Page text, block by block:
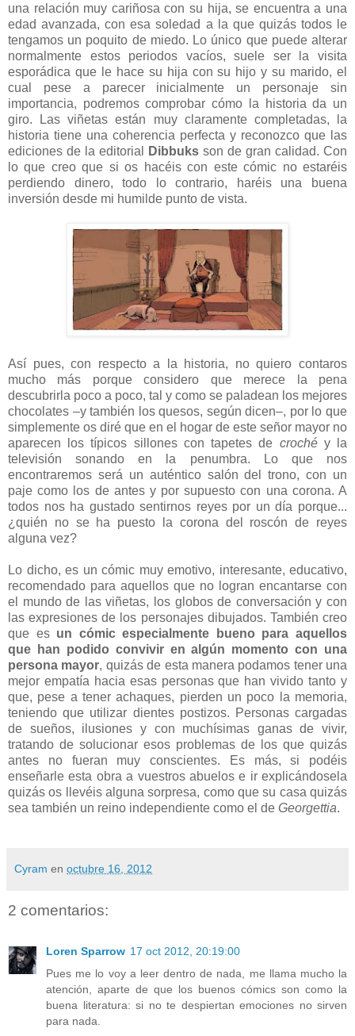
una relación muy cariñosa con su hija, se encuentra a una
edad avanzada, con esa soledad a la que quizás todos le
tengamos un poquito de miedo. Lo único que puede alterar
normalmente estos periodos vacíos, suele ser la visita
esporádica que le hace su hija con su hijo y su marido, el
cual pese a parecer inicialmente un personaje sin
importancia, podremos comprobar cómo la historia da un
giro. Las viñetas están muy claramente completadas, la
historia tiene una coherencia perfecta y reconozco que las
ediciones de la editorial
Dibbuks son de gran calidad. Con
lo que creo que si os hacéis con este cómic no estaréis
perdiendo dinero, todo lo contrario, haréis una buena
inversión desde mi humilde punto de vista.
Así pues, con respecto a la historia, no quiero contaros
mucho más porque considero que merece la pena
descubrirla poco a poco, tal y como se paladean los mejores
chocolates –y también los quesos, según dicen–, por lo que
simplemente os diré que en el hogar de este señor mayor no
aparecen los típicos sillones con tapetes de crochéy la
televisión sonando en la penumbra. Lo que nos
encontraremos será un auténtico salón del trono, con un
paje como los de antes y por supuesto con una corona. A
todos nos ha gustado sentirnos reyes por un día porque...
¿quién no se ha puesto la corona del roscón de reyes
alguna vez?
Lo dicho, es un cómic muy emotivo, interesante, educativo,
recomendado para aquellos que no logran encantarse con
el mundo de las viñetas, los globos de conversación y con
las expresiones de los personajes dibujados. También creo
que es un cómic especialmente bueno para aquellos
que han podido convivir en algún momento con una
persona mayor, quizás de esta manera podamos tener una
mejor empatía hacia esas personas que han vivido tanto y
que, pese a tener achaques, pierden un poco la memoria,
teniendo que utilizar dientes postizos. Personas cargadas
de sueños, ilusiones y con muchísimas ganas de vivir,
tratando de solucionar esos problemas de los que quizás
antes no fueran muy conscientes. Es más, si podéis
enseñarle esta obra a vuestros abuelos e ir explicándosela
quizás os llevéis alguna sorpresa, como que su casa quizás
sea también un reino independiente como el de Georgettia.
Cyram en octubre 16, 2012
2 comentarios:
Loren Sparrow 17 oct 2012, 20:19:00
Pues me lo voy a leer dentro de nada, me llama mucho la
atención, aparte de que los buenos cómics son como la
buena literatura: si no te despiertan emociones no sirven
para nada.